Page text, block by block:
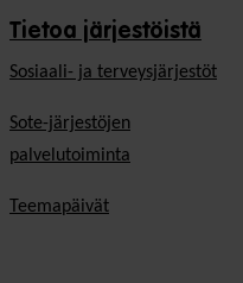
Tietoa järjestöistä
Sosiaali- ja terveysjärjestöt
Sote-järjestöjen
palvelutoiminta
Teemapäivät